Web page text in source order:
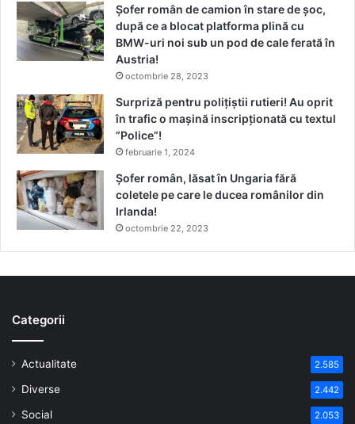
Șofer român de camion în stare de șoc,
după ce a blocat platforma plină cu
BMW-uri noi sub un pod de cale ferată în
Austria!
octombrie 28, 2023
Surpriză pentru polițiștii rutieri! Au oprit
în trafic o maşină inscripţionată cu textul
”Police”!
februarie 1, 2024
Șofer român, lăsat în Ungaria fără
coletele pe care le ducea românilor din
Irlanda!
octombrie 22, 2023
Categorii
Actualitate 2.585
Diverse 2.442
Social 2.053